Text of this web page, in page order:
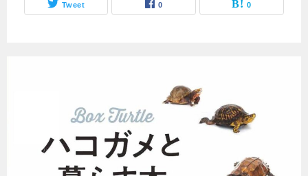
Tweet 0 0